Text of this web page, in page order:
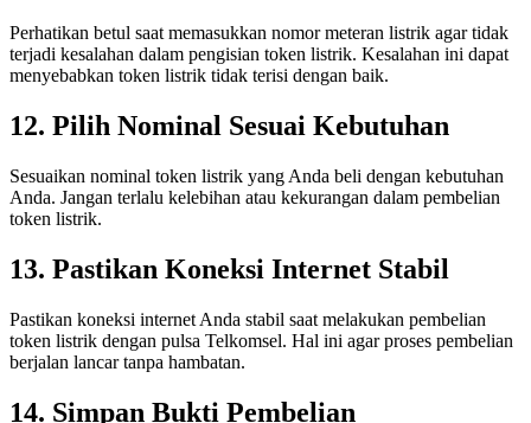
Perhatikan betul saat memasukkan nomor meteran listrik agar tidak
terjadi kesalahan dalam pengisian token listrik. Kesalahan ini dapat
menyebabkan token listrik tidak terisi dengan baik.
12. Pilih Nominal Sesuai Kebutuhan
Sesuaikan nominal token listrik yang Anda beli dengan kebutuhan
Anda. Jangan terlalu kelebihan atau kekurangan dalam pembelian
token listrik.
13. Pastikan Koneksi Internet Stabil
Pastikan koneksi internet Anda stabil saat melakukan pembelian
token listrik dengan pulsa Telkomsel. Hal ini agar proses pembelian
berjalan lancar tanpa hambatan.
14. Simpan Bukti Pembelian